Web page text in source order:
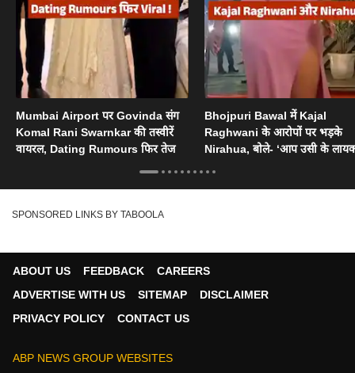
Mumbai Airport पर Govinda संग
Komal Rani Swarnkar की तस्वीरें
वायरल, Dating Rumours फिर तेज
Bhojpuri Bawal में Kajal
Raghwani के आरोपों पर भड़के
Nirahua, बोले- ‘आप उसी के लायक
SPONSORED LINKS BY TABOOLA
ABOUT US FEEDBACK
CAREERS
ADVERTISE WITH US
SITEMAP
DISCLAIMER
PRIVACY POLICY
CONTACT US
ABP NEWS GROUP WEBSITES